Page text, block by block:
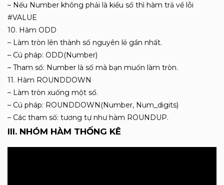
– Nếu Number không phải là kiểu số thì hàm trả về lỗi
#VALUE
10. Hàm ODD
– Làm tròn lên thành số nguyên lẻ gần nhất.
– Cú pháp: ODD(Number)
– Tham số: Number là số mà bạn muốn làm tròn.
11. Hàm ROUNDDOWN
– Làm tròn xuống một số.
– Cú pháp: ROUNDDOWN(Number, Num_digits)
– Các tham số: tương tự như hàm ROUNDUP.
III. NHÓM HÀM THỐNG KÊ